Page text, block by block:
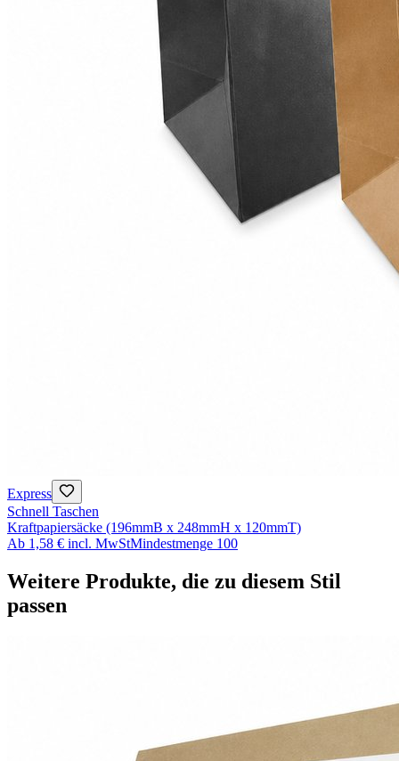
Express
Schnell Taschen
Kraftpapiersäcke (196mmB x 248mmH x 120mmT)
Ab 1,58 € incl. MwStMindestmenge 100
Weitere Produkte, die zu diesem Stil
passen